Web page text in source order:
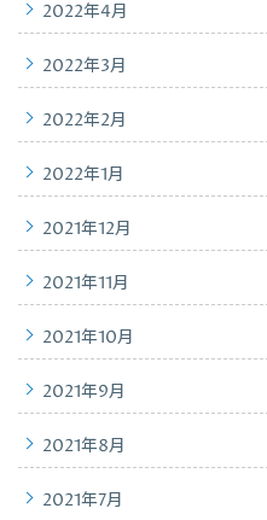
2022年4月
2022年3月
2022年2月
2022年1月
2021年12月
2021年11月
2021年10月
2021年9月
2021年8月
2021年7月